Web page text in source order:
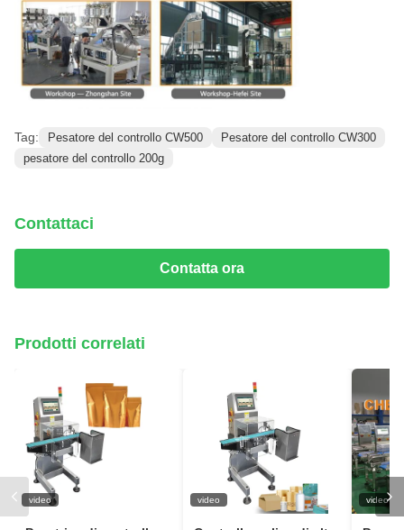
Tag: Pesatore del controllo CW500
Pesatore del controllo CW300
pesatore del controllo 200g
Contattaci
Contatta ora
Prodotti correlati
video video video